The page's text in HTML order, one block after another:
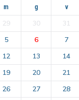
m g v
29 30 31
5 6 7
12 13 14
19 20 21
26 27 28